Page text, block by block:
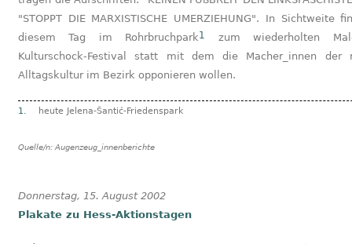
"STOPPT DIE MARXISTISCHE UMERZIEHUNG". In Sichtweite
diesem Tag im Rohrbruchpark1
zum wiederholten
Kulturschock-Festival statt mit dem die Macher_innen der
Alltagskultur im Bezirk opponieren wollen.
1. heute Jelena-Šantić-Friedenspark
Quelle/n: Augenzeug_innenberichte
Donnerstag, 15. August 2002
Plakate zu Hess-Aktionstagen